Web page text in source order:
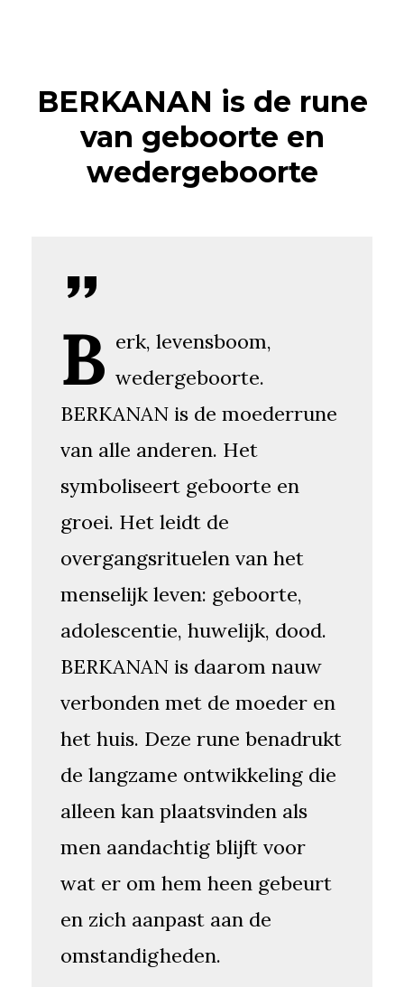
BERKANAN is de rune
van geboorte en
wedergeboorte
B erk, levensboom,
wedergeboorte.
BERKANAN is de moederrune
van alle anderen. Het
symboliseert geboorte en
groei. Het leidt de
overgangsrituelen van het
menselijk leven: geboorte,
adolescentie, huwelijk, dood.
BERKANAN is daarom nauw
verbonden met de moeder en
het huis. Deze rune benadrukt
de langzame ontwikkeling die
alleen kan plaatsvinden als
men aandachtig blijft voor
wat er om hem heen gebeurt
en zich aanpast aan de
omstandigheden.